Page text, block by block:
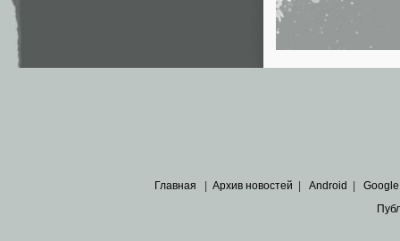
Главная Архив новостей Android Google